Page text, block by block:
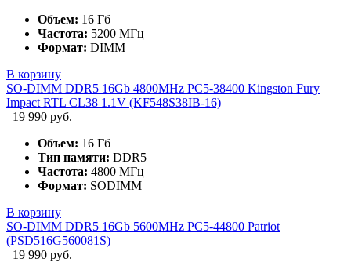
Объем: 16 Гб
Частота: 5200 МГц
Формат: DIMM
В корзину
SO-DIMM DDR5 16Gb 4800MHz PC5-38400 Kingston Fury
Impact RTL CL38 1.1V (KF548S38IB-16)
19 990 руб.
Объем: 16 Гб
Тип памяти: DDR5
Частота: 4800 МГц
Формат: SODIMM
В корзину
SO-DIMM DDR5 16Gb 5600MHz PC5-44800 Patriot
(PSD516G560081S)
19 990 руб.